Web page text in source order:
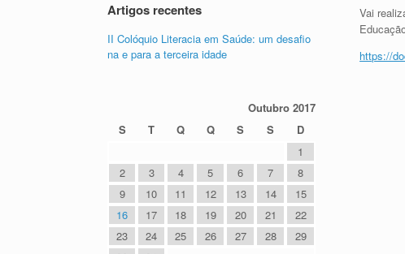
Vai
https://
Artigos recentes
II Colóquio Literacia em Saúde: um desafio
na e para a terceira idade
Outubro 2017
S
T Q Q S S
D
1
2
3 4 5 6 7
8
9
10 11 12 13 14
15
16
17 18 19 20 21
22
23
24 25 26 27 28
29